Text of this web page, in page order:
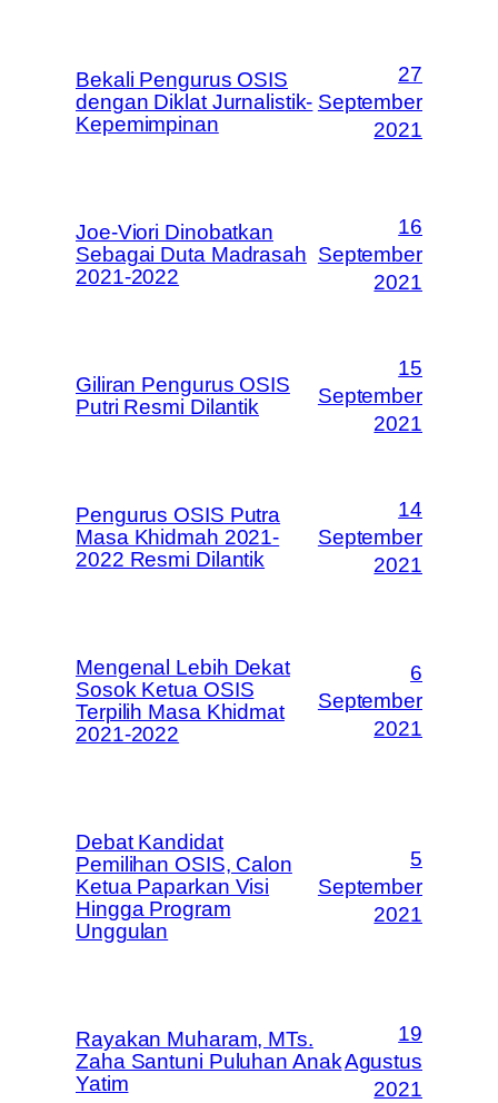
Bekali Pengurus OSIS
dengan Diklat Jurnalistik-
Kepemimpinan
27
September
2021
Joe-Viori Dinobatkan
Sebagai Duta Madrasah
2021-2022
16
September
2021
Giliran Pengurus OSIS
Putri Resmi Dilantik
15
September
2021
Pengurus OSIS Putra
Masa Khidmah 2021-
2022 Resmi Dilantik
14
September
2021
Mengenal Lebih Dekat
Sosok Ketua OSIS
Terpilih Masa Khidmat
2021-2022
6
September
2021
Debat Kandidat
Pemilihan OSIS, Calon
Ketua Paparkan Visi
Hingga Program
Unggulan
5
September
2021
Rayakan Muharam, MTs.
Zaha Santuni Puluhan Anak
Yatim
19
Agustus
2021